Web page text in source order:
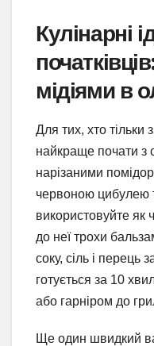
Кулінарні
мідіями в
Для тих, хто тільки
найкраще почати з
нарізаними
червоною цибулею
використовуйте як
до неї трохи
соку, сіль і перець
готується за 10
або гарніром до
Ще один швидкий